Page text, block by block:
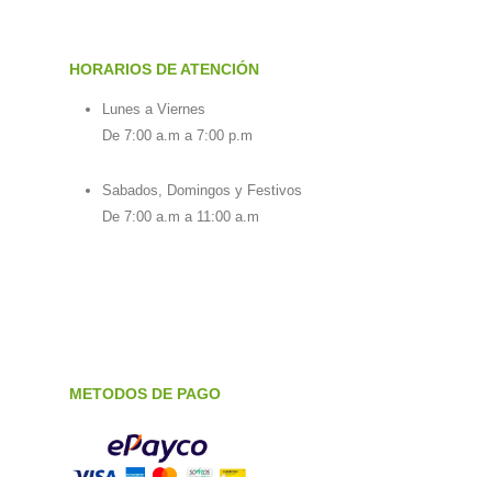
HORARIOS DE ATENCIÓN
Lunes a Viernes
De 7:00 a.m a 7:00 p.m
Sabados, Domingos y Festivos
De 7:00 a.m a 11:00 a.m
METODOS DE PAGO